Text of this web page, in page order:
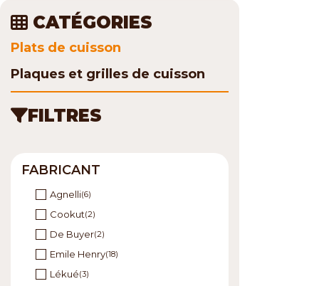
CATÉGORIES
Plats de cuisson
Plaques et grilles de cuisson
FILTRES
FABRICANT
Agnelli(6)
Cookut(2)
De Buyer(2)
Emile Henry(18)
Lékué(3)